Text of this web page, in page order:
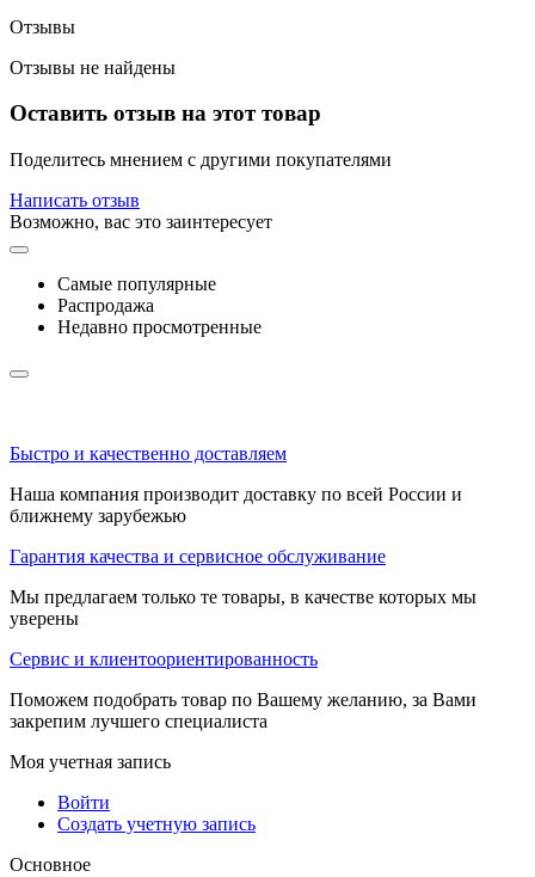
Отзывы
Отзывы не найдены
Оставить отзыв на этот товар
Поделитесь мнением с другими покупателями
Написать отзыв
Возможно, вас это заинтересует
Самые популярные
Распродажа
Недавно просмотренные
Быстро и качественно доставляем
Наша компания производит доставку по всей России и
ближнему зарубежью
Гарантия качества и сервисное обслуживание
Мы предлагаем только те товары, в качестве которых мы
уверены
Сервис и клиентоориентированность
Поможем подобрать товар по Вашему желанию, за Вами
закрепим лучшего специалиста
Моя учетная запись
Войти
Создать учетную запись
Основное